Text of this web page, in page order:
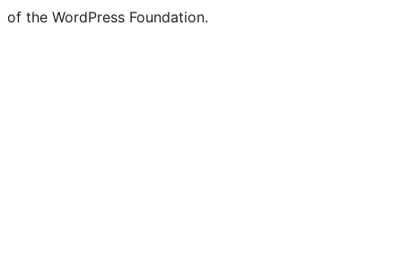
of the WordPress Foundation.